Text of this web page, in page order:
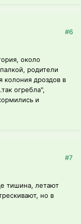
#6
около
родители
колония дроздов в
огребла",
и
#7
тишина, летают
но в